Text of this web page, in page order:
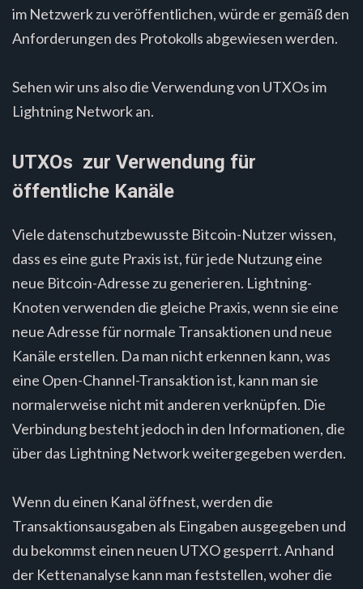
im Netzwerk zu veröffentlichen, würde er gemäß den
Anforderungen des Protokolls abgewiesen werden.
Sehen wir uns also die Verwendung von UTXOs im
Lightning Network an.
UTXOs zur Verwendung für
öffentliche Kanäle
Viele datenschutzbewusste Bitcoin-Nutzer wissen,
dass es eine gute Praxis ist, für jede Nutzung eine
neue Bitcoin-Adresse zu generieren. Lightning-
Knoten verwenden die gleiche Praxis, wenn sie eine
neue Adresse für normale Transaktionen und neue
Kanäle erstellen. Da man nicht erkennen kann, was
eine Open-Channel-Transaktion ist, kann man sie
normalerweise nicht mit anderen verknüpfen. Die
Verbindung besteht jedoch in den Informationen, die
über das Lightning Network weitergegeben werden.
Wenn du einen Kanal öffnest, werden die
Transaktionsausgaben als Eingaben ausgegeben und
du bekommst einen neuen UTXO gesperrt. Anhand
der Kettenanalyse kann man feststellen, woher die